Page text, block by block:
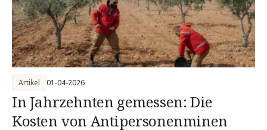
In Jahrzehnten gemessen: Die
Kosten von Antipersonenminen
Artikel 01-04-2026